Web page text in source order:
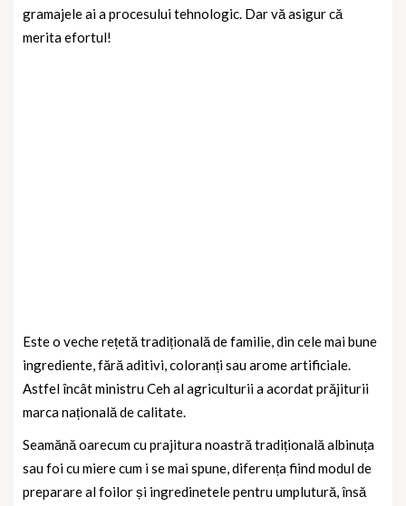
gramajele ai a procesului tehnologic. Dar vă asigur că
merita efortul!
Este o veche rețetă tradițională de familie, din cele mai bune
ingrediente, fără aditivi, coloranți sau arome artificiale.
Astfel încât ministru Ceh al agriculturii a acordat prăjiturii
marca națională de calitate.
Seamănă oarecum cu prajitura noastră tradițională albinuța
sau foi cu miere cum i se mai spune, diferența fiind modul de
preparare al foilor și ingredinetele pentru umplutură, însă